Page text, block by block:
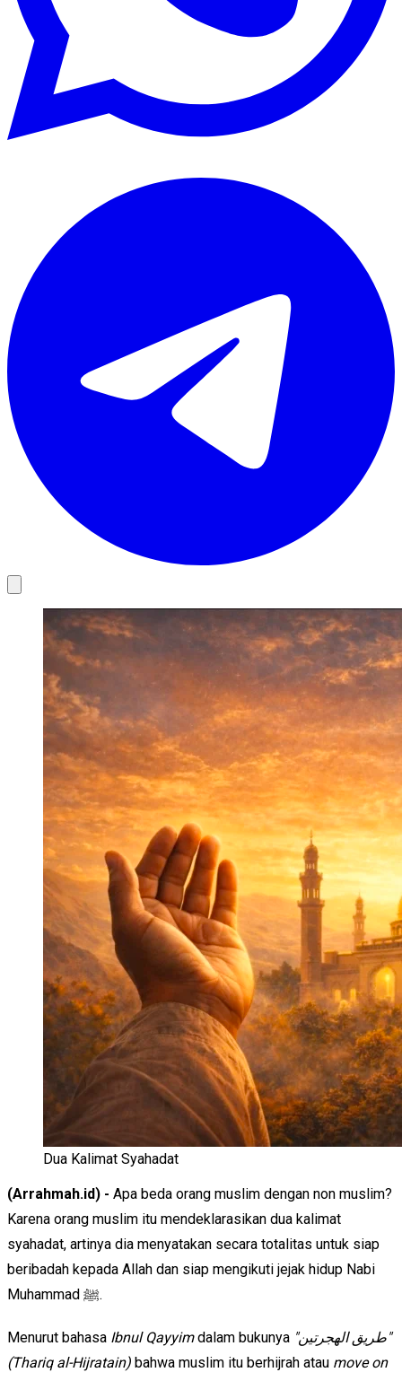
Dua Kalimat Syahadat
(Arrahmah.id) - Apa beda orang muslim dengan non muslim?
Karena orang muslim itu mendeklarasikan dua kalimat
syahadat, artinya dia menyatakan secara totalitas untuk siap
beribadah kepada Allah dan siap mengikuti jejak hidup Nabi
Muhammad ﷺ.
Menurut bahasa Ibnul Qayyimdalam bukunya "طريق الهجرتين"
(Thariq al-Hijratain) bahwa muslim itu berhijrah atau move on